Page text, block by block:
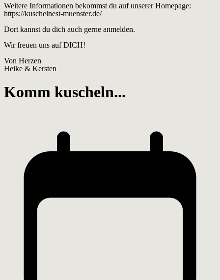
Weitere Informationen bekommst du auf unserer Homepage:
https://kuschelnest-muenster.de/
Dort kannst du dich auch gerne anmelden.
Wir freuen uns auf DICH!
Von Herzen
Heike & Kersten
Komm kuscheln...